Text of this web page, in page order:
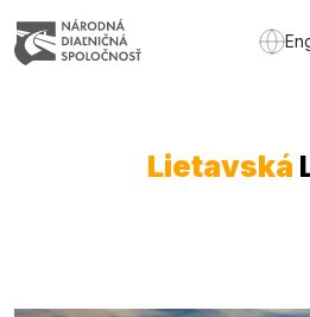
Lietavská